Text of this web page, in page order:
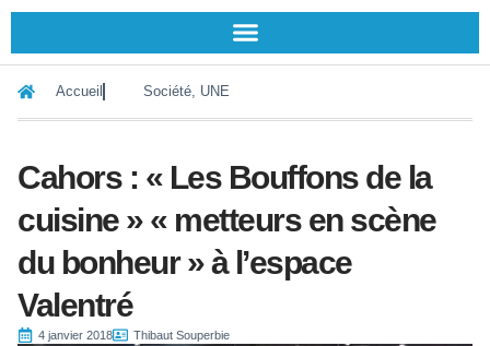
Accueil Société, UNE
Cahors : « Les Bouffons de la
cuisine » « metteurs en scène
du bonheur » à l’espace
Valentré
4 janvier 2018 Thibaut Souperbie